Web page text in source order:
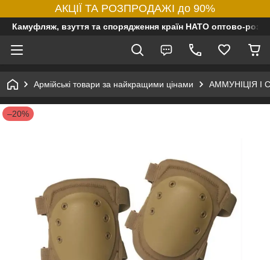
АКЦІЇ ТА РОЗПРОДАЖІ до 90%
Камуфляж, взуття та спорядження країн НАТО оптово-
Армійські товари за найкращими цінами АММУНІЦІЯ І
–20%